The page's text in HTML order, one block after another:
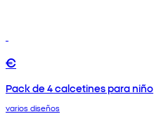
€
Pack de 4 calcetines para niño
varios diseños